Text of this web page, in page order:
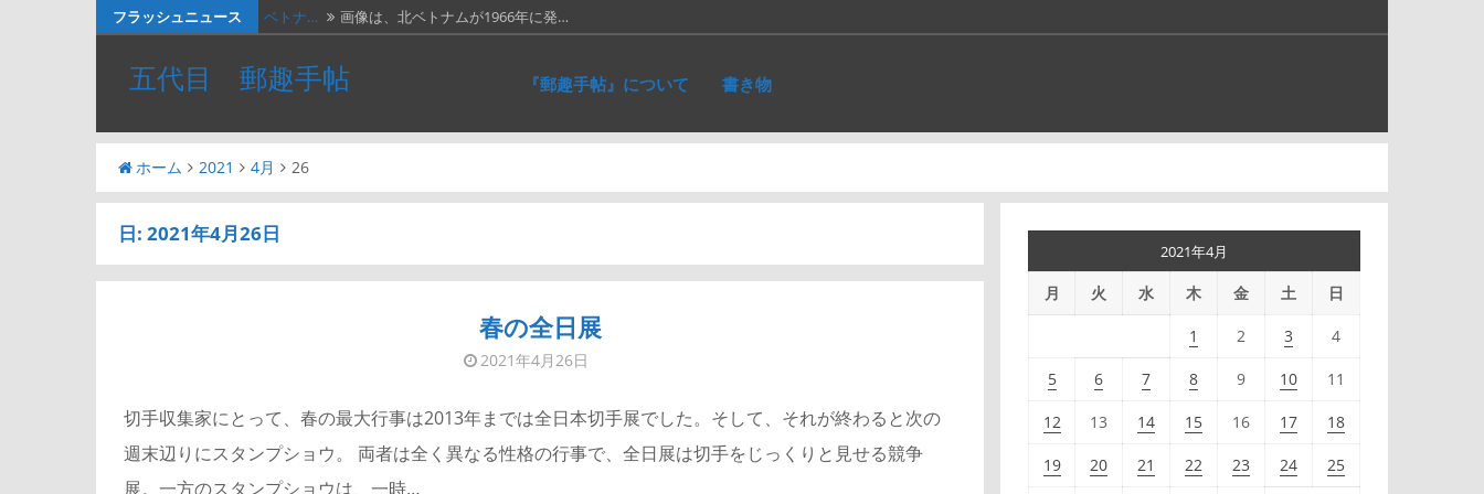
ツ
ス
ッ
フラッシュニュース ベトナ… 画像は、北ベトナムが1966年に発…
料金収… 画像は、1990年代初頭に作ったリ…
２種類… 画像の２枚の第三次昭和５銭切手。画…
かつお… ２週間無休で、やっと仕事が一段落。…
五代目 郵趣手帖 『郵趣手帖』について 書き物
ホーム 2021 4月 26
日: 2021年4月26日
春の全日展
2021年4月26日
切手収集家にとって、春の最大行事は2013年までは全日本切手展でした。そして、それが終わると次の
週末辺りにスタンプショウ。 両者は全く異なる性格の行事で、全日展は切手をじっくりと見せる競争
展。一方のスタンプショウは、一時…
2021年4月
月 火 水 木 金 土 日
1 2 3 4
5 6 7 8 9 10 11
12 13 14 15 16 17 18
19 20 21 22 23 24 25